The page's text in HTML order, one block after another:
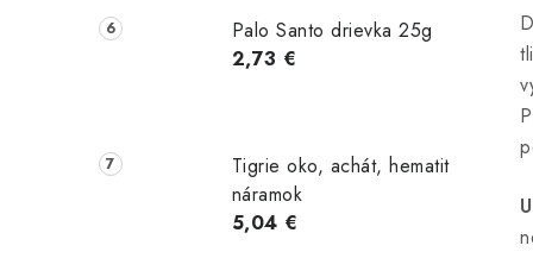
Palo Santo drievka 25g
2,73 €
Tigrie oko, achát, hematit
náramok
5,04 €